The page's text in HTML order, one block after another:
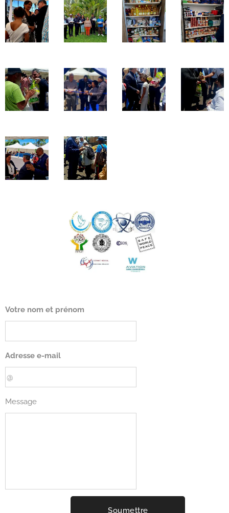
Votre nom et prénom
Adresse e-mail
Message
Soumettre